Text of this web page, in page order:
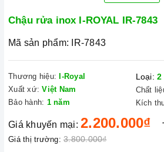
Chậu rửa inox I-ROYAL IR-7843
Mã sản phẩm: IR-7843
Thương hiệu:
I-Royal
Xuất xứ: Việt Nam
Bảo hành: 1 năm
Loại: 2
Chất
Kích
Giá khuyến mại: 2.200.000₫
Giá thị trường: 3.800.000₫